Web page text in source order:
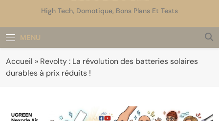
AutoDomo
High Tech, Domotique, Bons Plans Et Tests
MENU
Accueil » Revolty : La révolution des batteries solaires
durables à prix réduits !